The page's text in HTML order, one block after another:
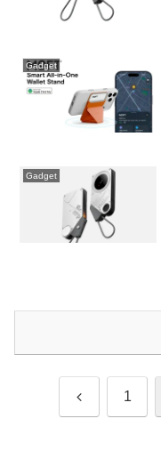
Gadget
Gadget
前 1